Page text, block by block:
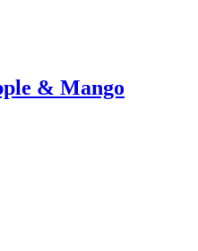
& Mango